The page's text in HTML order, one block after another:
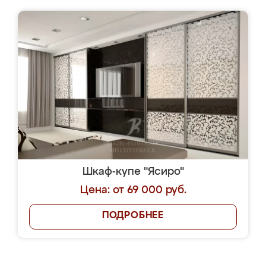
Шкаф-купе "Ясиро"
Цена: от 69 000 руб.
ПОДРОБНЕЕ